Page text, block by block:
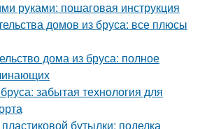
руками: пошаговая инструкция
домов из бруса: все плюсы
дома из бруса: полное
забытая технология для
бутылки: поделка